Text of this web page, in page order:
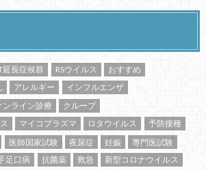
延長症候群 RSウイルス
おすすめ
アレルギー
インフルエンザ
ンライン診療
クループ
マイコプラズマ ロタウイルス
予防接種
医師国家試験 夜尿症 妊娠
専門医試験
足口病 抗菌薬 救急
新型コロナウイルス